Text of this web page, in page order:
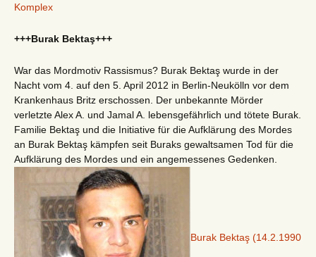
Komplex
+++Burak Bektaş+++
War das Mordmotiv Rassismus? Burak Bektaş wurde in der
Nacht vom 4. auf den 5. April 2012 in Berlin-Neukölln vor dem
Krankenhaus Britz erschossen. Der unbekannte Mörder
verletzte Alex A. und Jamal A. lebensgefährlich und tötete Burak.
Familie Bektaş und die Initiative für die Aufklärung des Mordes
an Burak Bektaş kämpfen seit Buraks gewaltsamen Tod für die
Aufklärung des Mordes und ein angemessenes Gedenken.
Burak Bektaş (14.2.1990